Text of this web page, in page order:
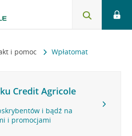
i pomoc Wpłatomat
Credit Agricole
i bądź na
i promocjami